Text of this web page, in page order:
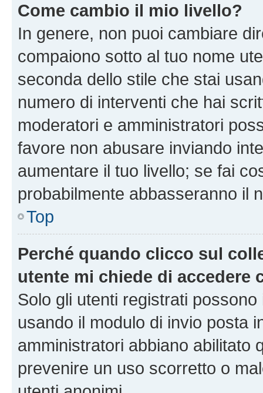
Come cambio il mio livello?
In genere, non puoi cambiare
compaiono sotto al tuo nome
seconda dello stile che stai
numero di interventi che hai
moderatori e amministratori
favore non abusare inviando
aumentare il tuo livello; se fai
probabilmente abbasseranno il
Top
Perché quando clicco sul
utente mi chiede di accedere
Solo gli utenti registrati
usando il modulo di invio posta
amministratori abbiano abilitato
prevenire un uso scorretto o